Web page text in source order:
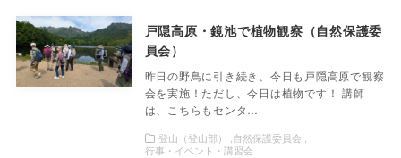
戸隠高原・鏡池で植物観察（自然保護委
員会）
昨日の野鳥に引き続き、今日も戸隠高原で観察
会を実施！ただし、今日は植物です！ 講師
は、こちらもセンタ…
登山（登山部）
自然保護委員会
行事・イベント・講習会